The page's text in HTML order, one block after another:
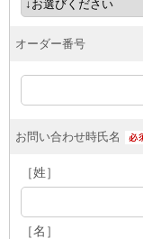
オーダー番号
お問い合わせ時氏名
［姓］
［名］